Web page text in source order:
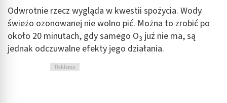
Odwrotnie rzecz wygląda w kwestii spożycia. Wody
świeżo ozonowanej nie wolno pić. Można to zrobić po
około 20 minutach, gdy samego O3 już nie ma, są
jednak odczuwalne efekty jego działania.
Reklama
Tworzenie profili w celu personalizacji treści
Wykorzystywanie profili w celu doboru
spersonalizowanych treści
Pomiar efektywności reklam